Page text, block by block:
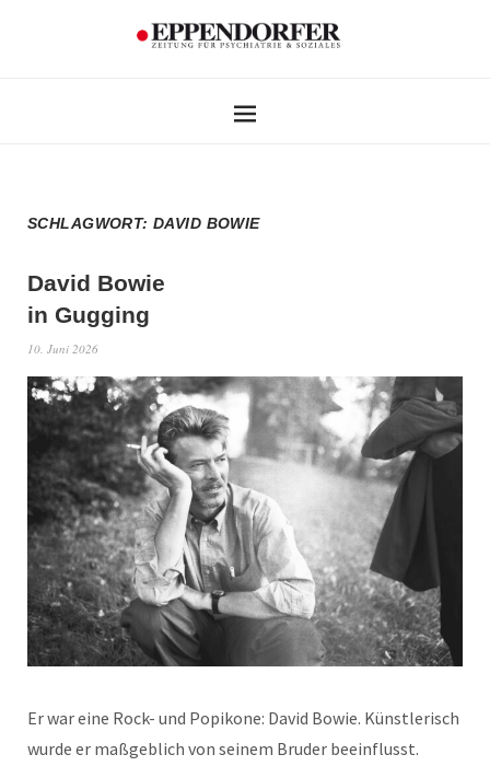
SCHLAGWORT:DAVID BOWIE
David Bowie
in Gugging
10. Juni 2026
Er war eine Rock- und Popikone: David Bowie. Künstlerisch
wurde er maßgeblich von seinem Bruder beeinflusst.